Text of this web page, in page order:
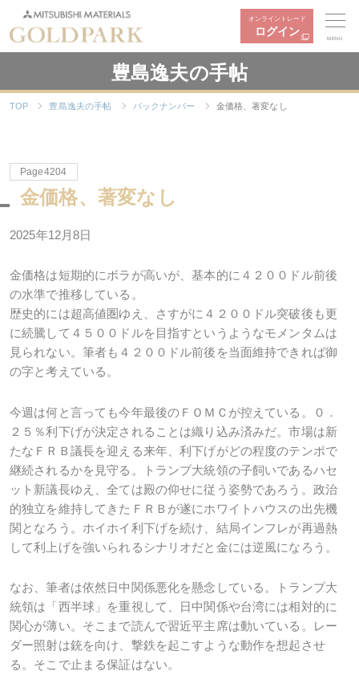
オンライントレード
ログイン
MENU
豊島逸夫の手帖
TOP 豊島逸夫の手帖 バックナンバー 金価格、著変なし
Page4204
金価格、著変なし
2025年12月8日
金価格は短期的にボラが高いが、基本的に４２００ドル前後
の水準で推移している。
歴史的には超高値圏ゆえ、さすがに４２００ドル突破後も更
に続騰して４５００ドルを目指すというようなモメンタムは
見られない。筆者も４２００ドル前後を当面維持できれば御
の字と考えている。
今週は何と言っても今年最後のＦＯＭＣが控えている。０．
２５％利下げが決定されることは織り込み済みだ。市場は新
たなＦＲＢ議長を迎える来年、利下げがどの程度のテンポで
継続されるかを見守る。トランプ大統領の子飼いであるハセ
ット新議長ゆえ、全ては殿の仰せに従う姿勢であろう。政治
的独立を維持してきたＦＲＢが遂にホワイトハウスの出先機
関となろう。ホイホイ利下げを続け、結局インフレが再過熱
して利上げを強いられるシナリオだと金には逆風になろう。
なお、筆者は依然日中関係悪化を懸念している。トランプ大
統領は「西半球」を重視して、日中関係や台湾には相対的に
関心が薄い。そこまで読んで習近平主席は動いている。レー
ダー照射は銃を向け、撃鉄を起こすような動作を想起させ
る。そこで止まる保証はない。